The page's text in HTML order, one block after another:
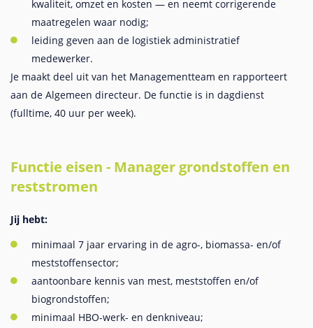
kwaliteit, omzet en kosten — en neemt corrigerende
maatregelen waar nodig;
leiding geven aan de logistiek administratief
medewerker.
Je maakt deel uit van het Managementteam en rapporteert
aan de Algemeen directeur. De functie is in dagdienst
(fulltime, 40 uur per week).
Functie eisen - Manager grondstoffen en
reststromen
Jij hebt:
minimaal 7 jaar ervaring in de agro-, biomassa- en/of
meststoffensector;
aantoonbare kennis van mest, meststoffen en/of
biogrondstoffen;
minimaal HBO‑werk- en denkniveau;